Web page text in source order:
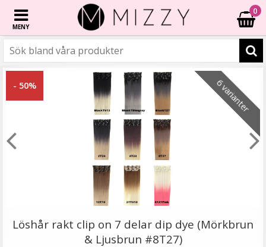
MENY
0
2 varianter
Syntetiskt löshår Gloriatråd rakt - Svart #1
2 varianter
6 varianter
6 varianter
- 50%
Löshår rakt clip on 7 delar dip dye (Mörkbrun
& Ljusbrun #8T27)